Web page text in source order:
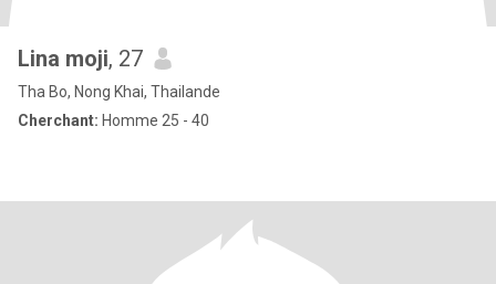
Lina moji, 27
Tha Bo, Nong Khai, Thailande
Cherchant: Homme 25 - 40